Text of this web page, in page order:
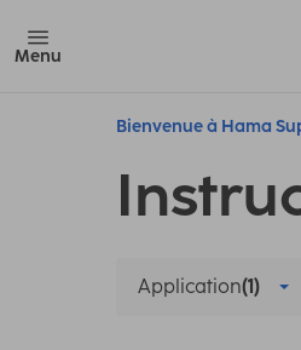
Menu
Bienvenue à Hama
Application(1)